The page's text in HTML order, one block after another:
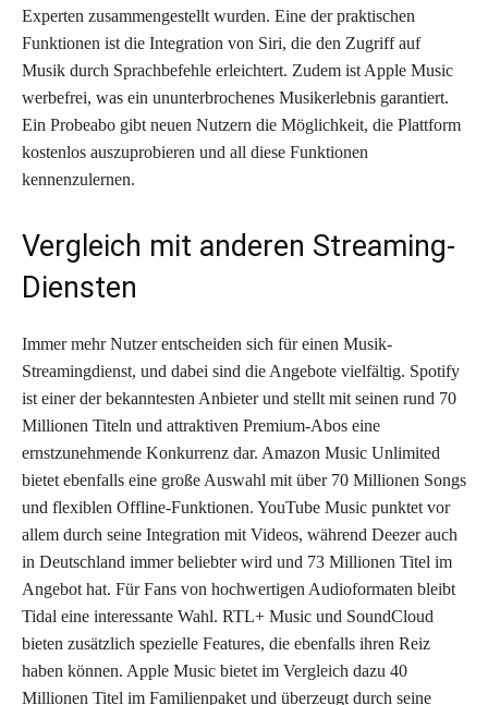
Experten zusammengestellt wurden. Eine der praktischen
Funktionen ist die Integration von Siri, die den Zugriff auf
Musik durch Sprachbefehle erleichtert. Zudem ist Apple Music
werbefrei, was ein ununterbrochenes Musikerlebnis garantiert.
Ein Probeabo gibt neuen Nutzern die Möglichkeit, die Plattform
kostenlos auszuprobieren und all diese Funktionen
kennenzulernen.
Vergleich mit anderen Streaming-
Diensten
Immer mehr Nutzer entscheiden sich für einen Musik-
Streamingdienst, und dabei sind die Angebote vielfältig. Spotify
ist einer der bekanntesten Anbieter und stellt mit seinen rund 70
Millionen Titeln und attraktiven Premium-Abos eine
ernstzunehmende Konkurrenz dar. Amazon Music Unlimited
bietet ebenfalls eine große Auswahl mit über 70 Millionen Songs
und flexiblen Offline-Funktionen. YouTube Music punktet vor
allem durch seine Integration mit Videos, während Deezer auch
in Deutschland immer beliebter wird und 73 Millionen Titel im
Angebot hat. Für Fans von hochwertigen Audioformaten bleibt
Tidal eine interessante Wahl. RTL+ Music und SoundCloud
bieten zusätzlich spezielle Features, die ebenfalls ihren Reiz
haben können. Apple Music bietet im Vergleich dazu 40
Millionen Titel im Familienpaket und überzeugt durch seine